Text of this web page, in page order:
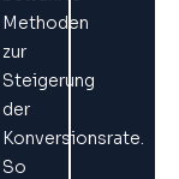
Methoden
zur
Steigerung
der
Konversionsrate.
So